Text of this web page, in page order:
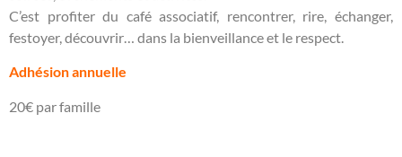
C’est profiter du café associatif, rencontrer, rire, échanger,
festoyer, découvrir… dans la bienveillance et le respect.
Adhésion annuelle
20€ par famille